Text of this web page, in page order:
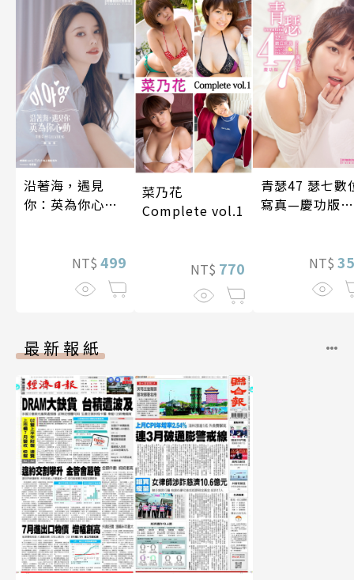
沿著海，遇見
你：英為你心動
NT$ 499
菜乃花
Complete vol.1
NT$ 770
青瑟47 瑟七數
寫真—慶功版
NT$
最新報紙